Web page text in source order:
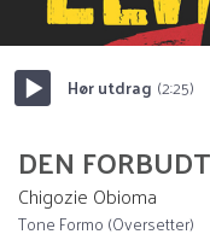
Hør utdrag (2:25)
DEN
Chigozie Obioma
Tone Formo (Oversetter)